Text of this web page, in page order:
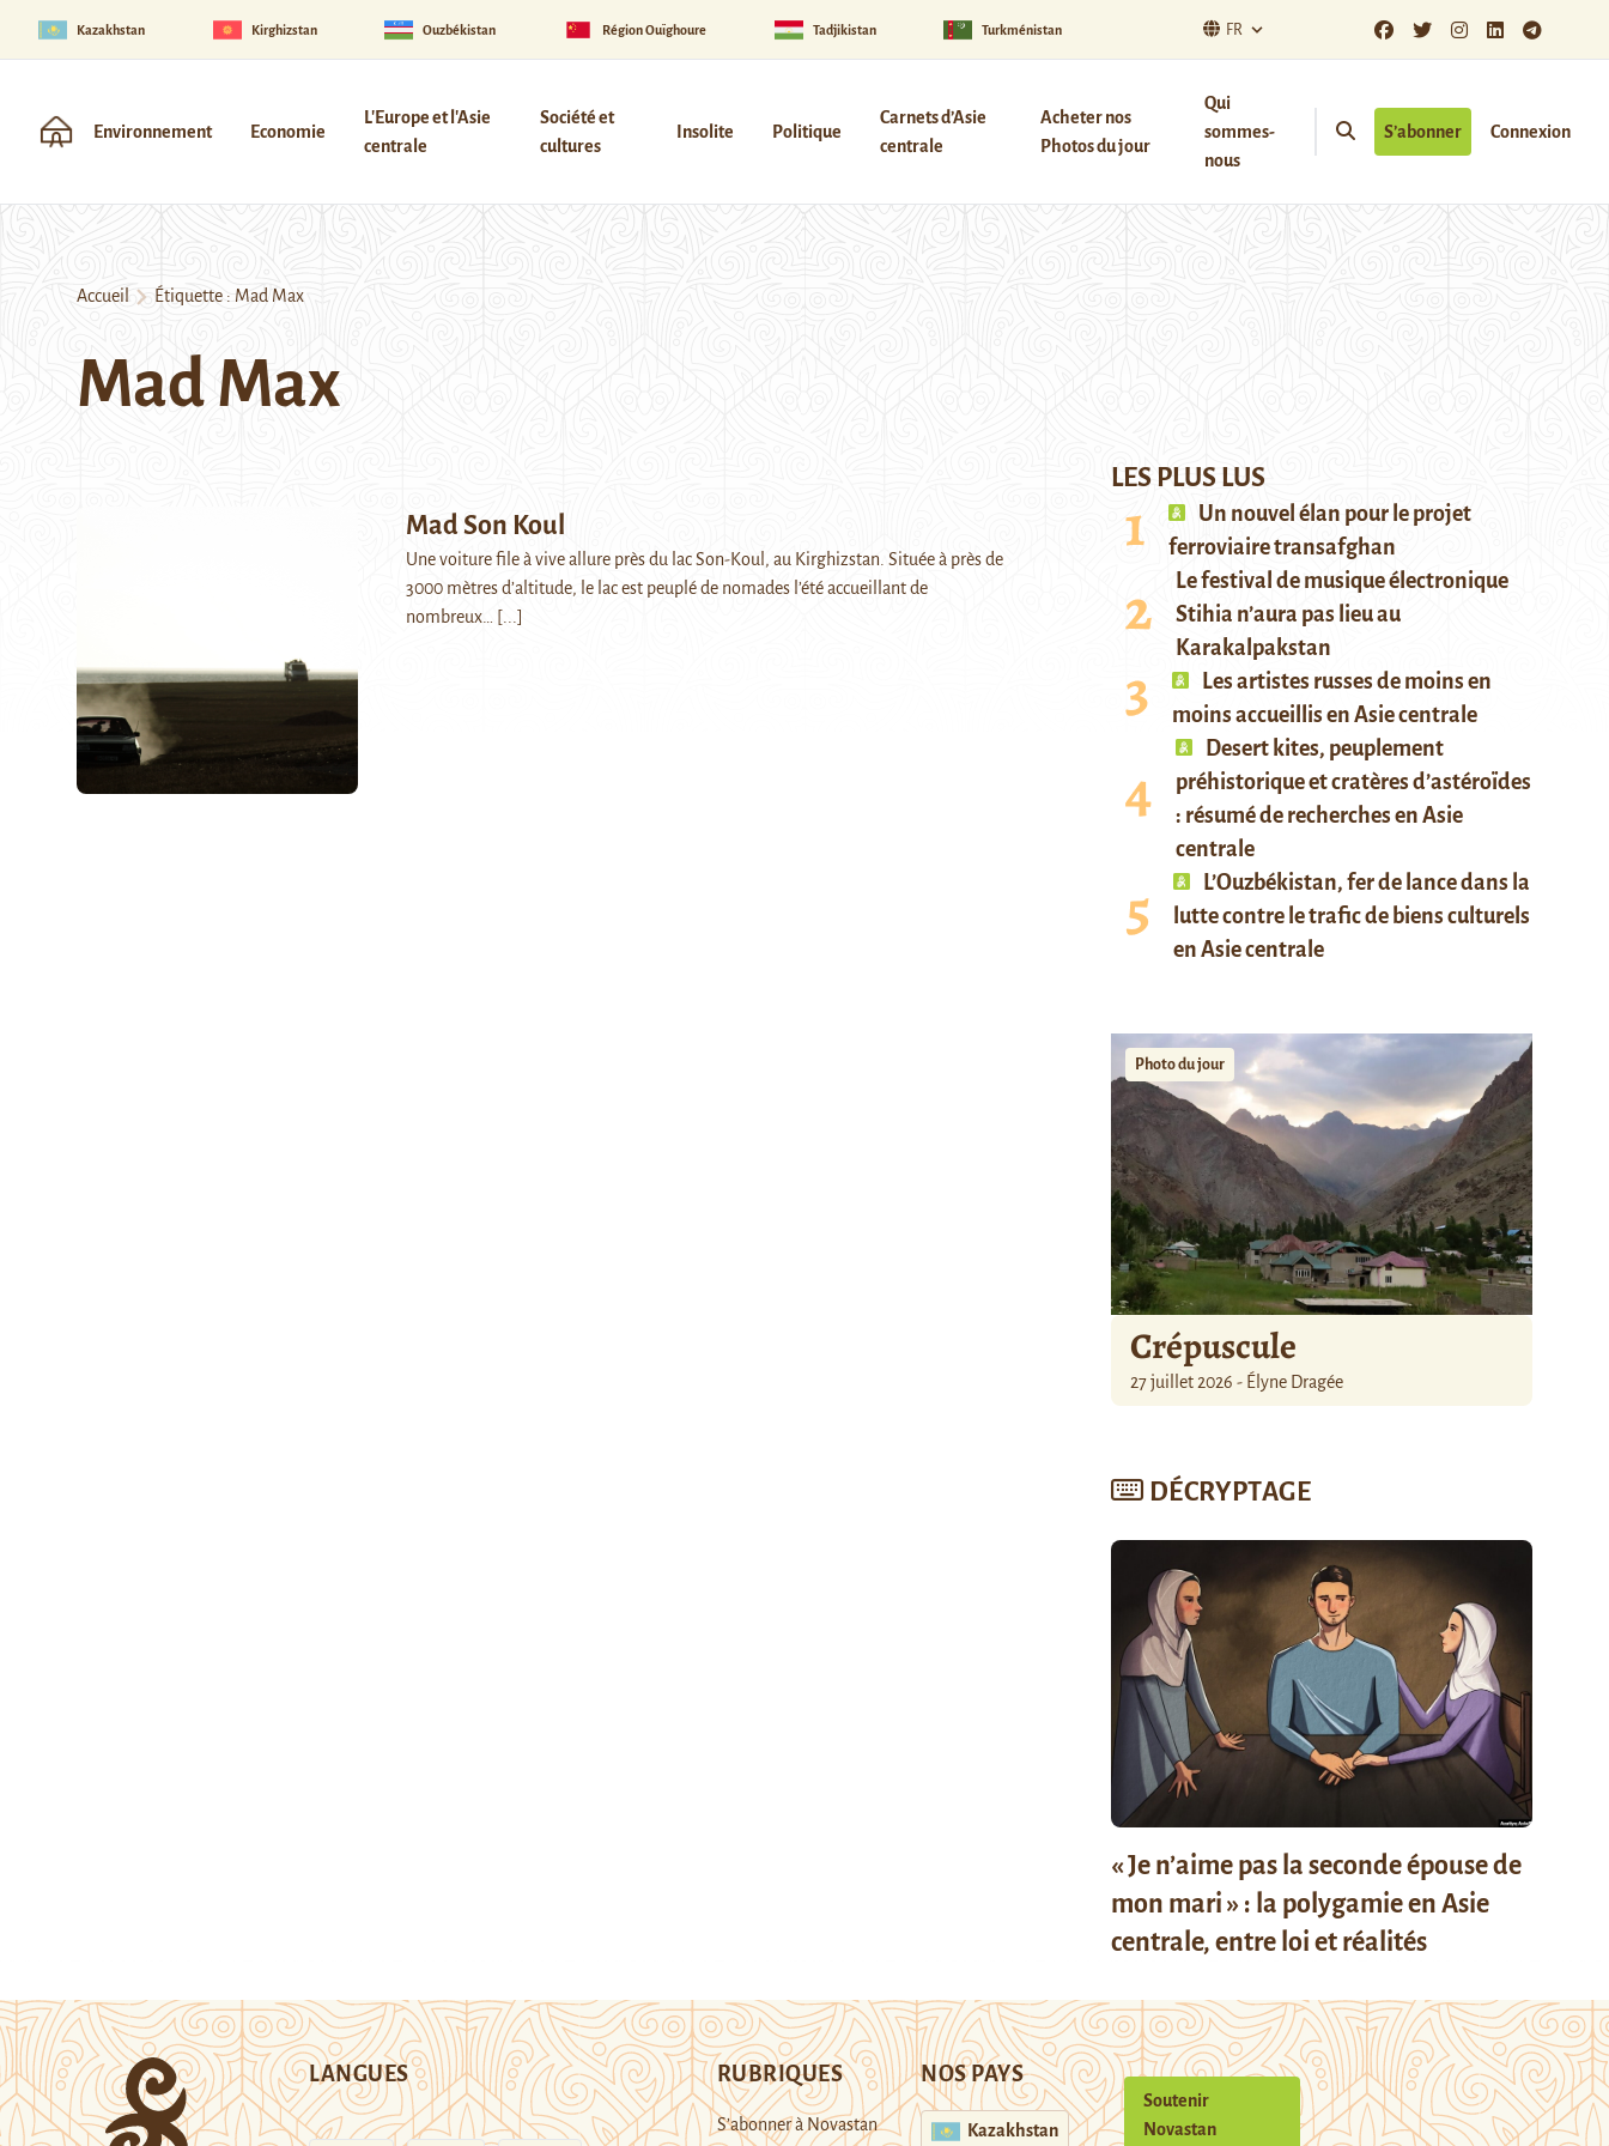
Kazakhstan Kirghizstan Ouzbékistan Région Ouïghoure Tadjikistan Turkménistan FR
Environnement Economie
L'Europe et l'Asie
centrale
Société et
cultures
Insolite Politique
Carnets d’Asie
centrale
Acheter nos
Photos du jour
Qui
sommes-
nous
S’abonner Connexion
Accueil Étiquette : Mad Max
Mad Max
Mad Son Koul
Une voiture file à vive allure près du lac Son-Koul, au Kirghizstan. Située à près de
3000 mètres d’altitude, le lac est peuplé de nomades l’été accueillant de
nombreux…
[...]
LES PLUS LUS
Un nouvel élan pour le projet
ferroviaire transafghan
Le festival de musique électronique
Stihia n’aura pas lieu au
Karakalpakstan
Les artistes russes de moins en
moins accueillis en Asie centrale
Desert kites, peuplement
préhistorique et cratères d’astéroïdes
: résumé de recherches en Asie
centrale
L’Ouzbékistan, fer de lance dans la
lutte contre le trafic de biens culturels
en Asie centrale
Photo du jour
Crépuscule
27 juillet 2026 - Élyne Dragée
DÉCRYPTAGE
« Je n’aime pas la seconde épouse de
mon mari » : la polygamie en Asie
centrale, entre loi et réalités
LANGUES RUBRIQUES
S’abonner à Novastan
NOS PAYS
Kazakhstan
Soutenir
Novastan